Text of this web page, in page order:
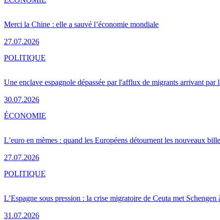
Merci la Chine : elle a sauvé l’économie mondiale
27.07.2026
Une enclave espagnole dépassée par l'afflux de migrants arrivant par
30.07.2026
POLITIQUE
L’euro en mèmes : quand les Européens détournent les nouveaux
27.07.2026
ÉCONOMIE
L’Espagne sous pression : la crise migratoire de Ceuta met Schengen
31.07.2026
POLITIQUE